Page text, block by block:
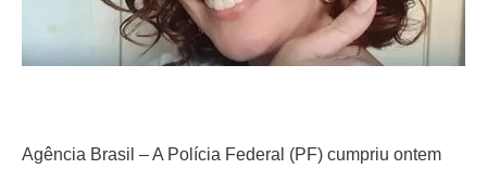
Agência Brasil – A Polícia Federal (PF) cumpriu ontem